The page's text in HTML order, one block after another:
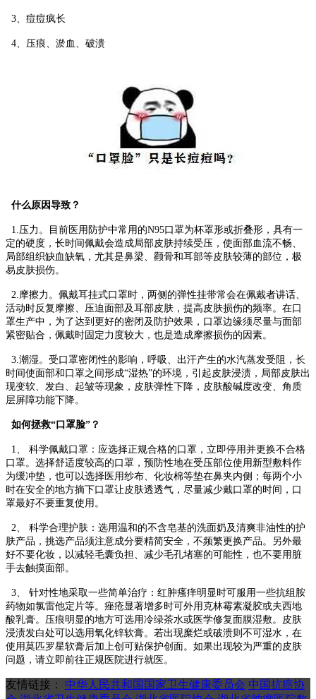
3、痘痘疯长
4、压痕、淤血、破溃
什么原因导致？
1.压力。目前医用防护中常用的N95口罩为杯罩形或折叠形，具有一
定的硬度，长时间佩戴会造成局部皮肤持续受压，使面部血流不畅、
局部组织缺血缺氧，尤其是鼻梁、颧骨和耳部等皮肤较薄的部位，极
易皮肤损伤。
2.摩擦力。佩戴耳挂式口罩时，两侧的弹性挂带常会在佩戴者讲话、
活动时反复摩擦、压迫面部及耳部皮肤，提高皮肤损伤的频率。在口
罩生产中，为了达到更好的密闭及防护效果，口罩边缘须尽量与面部
紧密贴合，佩戴时固定力度较大，也是造成摩擦损伤的因素。
3.潮湿。受口罩密闭性的影响，呼吸、出汗产生的水汽蒸发受阻，长
时间使面部和口罩之间形成“湿热”的环境，引起皮肤浸渍，局部皮肤出
现变软、发白、起皱等现象，皮肤弹性下降，皮肤酸碱度改变、角质
层屏障功能下降。
如何拯救“口罩脸”？
1、 科学佩戴口罩：应选择正规合格的口罩，立即停用并更换不合格
口罩。选择舒适度较高的口罩，预防性地在受压部位使用新型敷料作
为缓冲垫，也可以选择医用纱布、化妆棉等垫在鼻夹内侧；每两个小
时在安全的地方摘下口罩让皮肤透透气，尽量减少戴口罩的时间，口
罩最好不要重复使用。
2、 科学合理护肤：选用温和的不含皂基的洗面奶及清爽非油性的护
肤产品，挑选产品须注意成分要精简安全，不频繁更换产品。另外最
好不要化妆，以减轻毛囊负担、减少毛孔堵塞的可能性，也不要用脏
手去触摸面部。
3、 针对性地采取一些简单治疗：红肿瘙痒明显时可服用一些抗组胺
药物如氯雷他定片等。痤疮显著增多时可外用克林霉素凝胶或夫西地
酸乳膏。压痕明显的地方可选用冷绿茶水或医学修复面膜湿敷。皮肤
浸渍发白处可以选用氧化锌软膏。若出现糜烂或破溃则不可湿水，在
使用莫匹罗星软膏后加上创可贴保护创面。如果出现较为严重的皮肤
问题，请立即前往正规医院进行就医。
友情链接： 中华人民共和国国家卫生健康委员会 中国抗癌协